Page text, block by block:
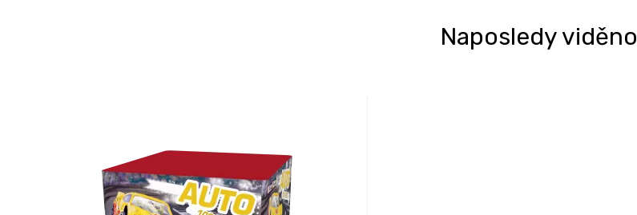
Naposledy viděno